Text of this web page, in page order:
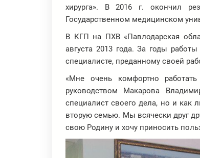
хирурга». В 2016 г. окончил
Государственном медицинском
В КГП на ПХВ «Павлодарская
августа 2013 года. За годы
специалисте, преданному своей
«Мне очень комфортно
руководством Макарова
специалист своего дела, но и как
вторую семью. Мы всячески друг
свою Родину и хочу приносить